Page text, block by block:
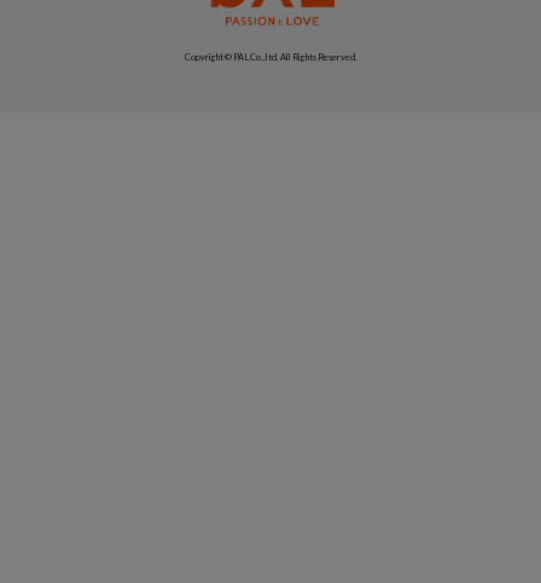
Copyright © PAL Co.,ltd. All Rights Reserved.